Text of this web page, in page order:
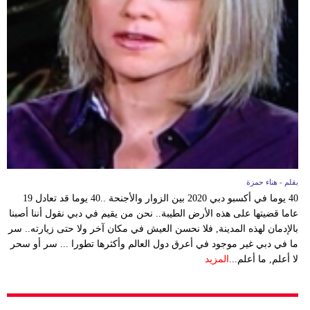
وسفر
إعلام
إسلامية
علوم
بقلم - هناء حمزة
40 يوما في أكسبو دبي 2020 بين الزوار والأجنحة ..40 يوما قد تعادل 19
عاما قضيتها على هذه الأرض الطيبة.. نحن من يقيم في دبي نقول أننا أصبنا
بالإدمان لهذه المدينة, فلا نحسن العيش في مكان آخر ولا حتى زيارته.. سر
ما في دبي غير موجود في أعرق دول العالم وأكثرها تطورا ... سر أو سحر
لا أعلم, ما أعلم... المزيد